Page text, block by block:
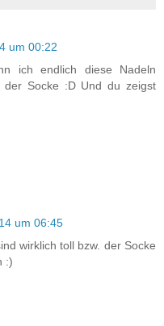
um 00:22
ich endlich diese Nadeln
der Socke :D Und du zeigst
um 06:45
wirklich toll bzw. der Socke
:)